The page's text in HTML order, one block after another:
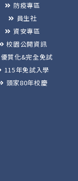
防疫專區
員生社
資安專區
校園公開資訊
優質化&完全免試
115年免試入學
頭家80年校慶